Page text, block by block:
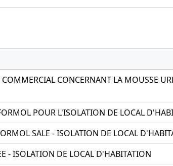
CONCERNANT LA MOUSSE
POUR L'ISOLATION DE LOCAL
SALE - ISOLATION DE LOCAL
- ISOLATION DE LOCAL D'HABITATION